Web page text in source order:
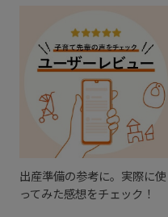
出産準備の参考に。実際に使
ってみた感想をチェック！